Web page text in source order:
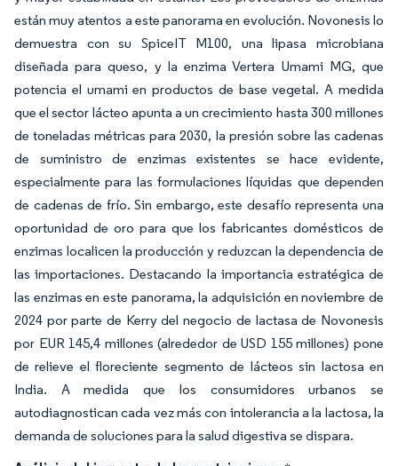
están muy atentos a este panorama en evolución. Novonesis lo
demuestra con su SpiceIT M100, una lipasa microbiana
diseñada para queso, y la enzima Vertera Umami MG, que
potencia el umami en productos de base vegetal. A medida
que el sector lácteo apunta a un crecimiento hasta 300 millones
de toneladas métricas para 2030, la presión sobre las cadenas
de suministro de enzimas existentes se hace evidente,
especialmente para las formulaciones líquidas que dependen
de cadenas de frío. Sin embargo, este desafío representa una
oportunidad de oro para que los fabricantes domésticos de
enzimas localicen la producción y reduzcan la dependencia de
las importaciones. Destacando la importancia estratégica de
las enzimas en este panorama, la adquisición en noviembre de
2024 por parte de Kerry del negocio de lactasa de Novonesis
por EUR 145,4 millones (alrededor de USD 155 millones) pone
de relieve el floreciente segmento de lácteos sin lactosa en
India. A medida que los consumidores urbanos se
autodiagnostican cada vez más con intolerancia a la lactosa, la
demanda de soluciones para la salud digestiva se dispara.